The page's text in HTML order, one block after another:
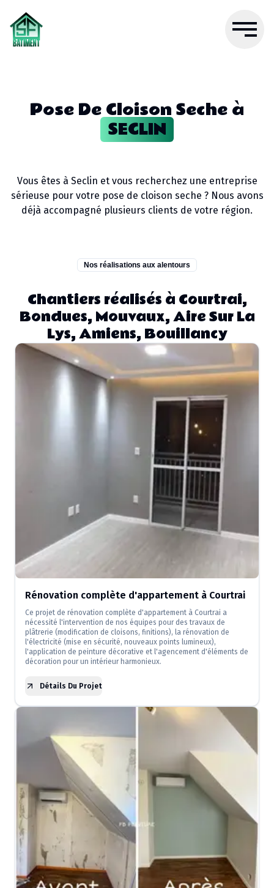
Pose De Cloison Secheà
SECLIN
Vous êtes à Seclin et vous recherchez une entreprise
sérieuse pour votre pose de cloison seche ? Nous avons
déjà accompagné plusieurs clients de votre région.
Nos réalisations aux alentours
Chantiers réalisés à Courtrai,
Bondues, Mouvaux, Aire Sur La
Lys, Amiens, Bouillancy
Rénovation complète d'appartement à Courtrai
Ce projet de rénovation complète d'appartement à Courtrai a
nécessité l'intervention de nos équipes pour des travaux de
plâtrerie (modification de cloisons, finitions), la rénovation de
l'électricité (mise en sécurité, nouveaux points lumineux),
l'application de peinture décorative et l'agencement d'éléments de
décoration pour un intérieur harmonieux.
Détails Du Projet